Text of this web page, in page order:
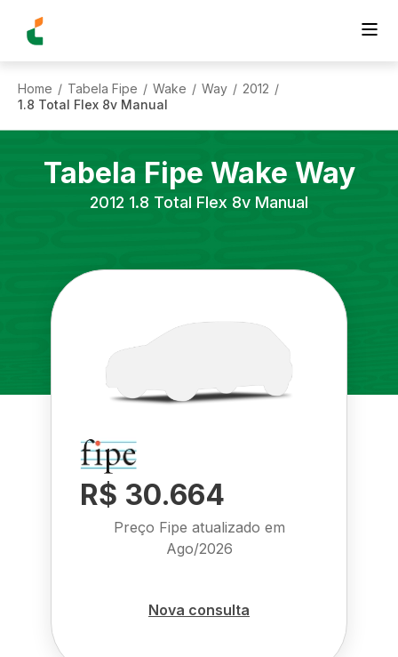
Home / Tabela Fipe / Wake / Way / 2012 /
1.8 Total Flex 8v Manual
Tabela Fipe Wake Way
2012 1.8 Total Flex 8v Manual
R$ 30.664
Preço Fipe atualizado em
Ago/2026
Nova consulta